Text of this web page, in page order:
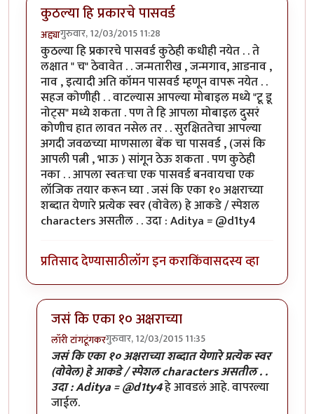
कुठल्या हि प्रकारचे पासवर्ड
अद्द्यागुरुवार, 12/03/2015 11:28
कुठल्या हि प्रकारचे पासवर्ड कुठेही कधीही नयेत . . ते
लक्षात " च" ठेवावेत . . जन्मतारीख , जन्मगाव, आडनाव ,
नाव , इत्यादी अति कॉमन पासवर्ड म्हणून वापरू नयेत . .
सहज कोणीही . . वाटल्यास आपल्या मोबाइल मध्ये "टू डू
नोट्स" मध्ये शकता . पण ते हि आपला मोबाइल दुसरं
कोणीच हात लावत नसेल तर . . सुरक्षिततेचा आपल्या
अगदी जवळच्या माणसाला बेंक चा पासवर्ड , (जसं कि
आपली पत्नी , भाऊ ) सांगून ठेऊ शकता . पण कुठेही
नका . . आपला स्वतःचा एक पासवर्ड बनवायचा एक
लॉजिक तयार करून घ्या . जसं कि एका १० अक्षराच्या
शब्दात येणारे प्रत्येक स्वर (वोवेल) हे आकडे / स्पेशल
characters असतील . . उदा : Aditya = @d1ty4
प्रतिसाद देण्यासाठीलॉग इन कराकिंवासदस्य व्हा
जसं कि एका १० अक्षराच्या
लॉरी टांगटूंगकरगुरुवार, 12/03/2015 11:35
In reply toकुठल्या हि प्रकारचे पासवर्डbyअद्द्या
जसं कि एका १० अक्षराच्या शब्दात येणारे प्रत्येक स्वर
(वोवेल) हे आकडे / स्पेशल characters असतील . .
उदा : Aditya = @d1ty4हे आवडलं आहे. वापरल्या
जाईल.